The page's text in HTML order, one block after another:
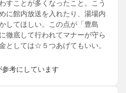
すことが多くなったこと。こう
に館内放送を入れたり、湯場内
してほしい。この点が「豊島
徹底して行われてマナーが守ら
としては☆５つあげてもいい。
参考にしています